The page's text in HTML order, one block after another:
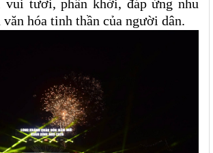
vui tươi, phấn khởi, đáp ứng nhu
hóa tinh thần của người dân.